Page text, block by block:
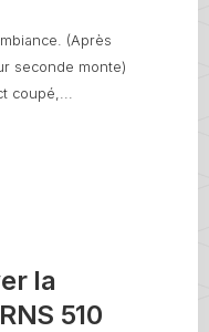
(Après
seconde monte)
coupé,...
la
510